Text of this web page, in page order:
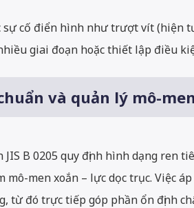
sự cố điển hình như trượt vít (hiện
giai đoạn hoặc thiết lập điều
và quản lý mô-
JIS B 0205 quy định hình dạng ren
mô-men xoắn – lực dọc trục. Việc
từ đó trực tiếp góp phần ổn định